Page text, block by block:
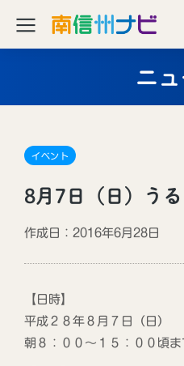
ニ
イベント
8月7日（日）う
作成日：2016年6月28日
【日時】
平成２８年８月７日（日）
朝８：００～１５：００頃ま